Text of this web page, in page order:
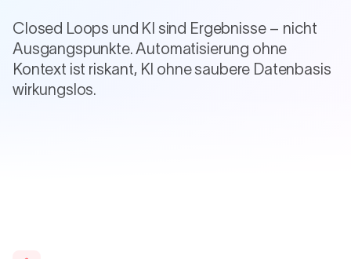
Closed Loops und KI sind Ergebnisse – nicht
Ausgangspunkte. Automatisierung ohne
Kontext ist riskant, KI ohne saubere Datenbasis
wirkungslos.